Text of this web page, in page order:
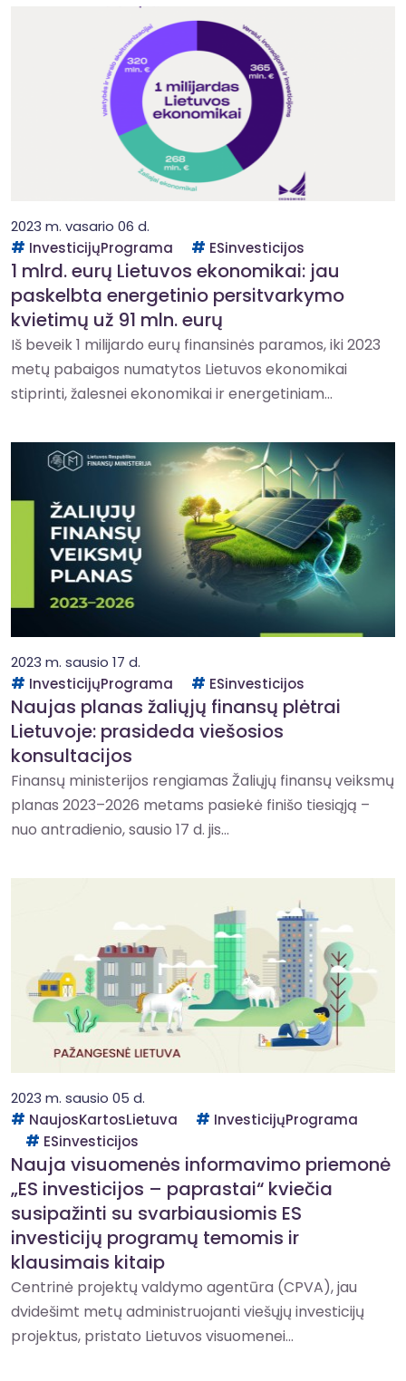
2023 m. vasario 06 d.
InvesticijųPrograma
ESinvesticijos
1 mlrd. eurų Lietuvos ekonomikai: jau
paskelbta energetinio persitvarkymo
kvietimų už 91 mln. eurų
Iš beveik 1 milijardo eurų finansinės paramos, iki 2023
metų pabaigos numatytos Lietuvos ekonomikai
stiprinti, žalesnei ekonomikai ir energetiniam...
2023 m. sausio 17 d.
InvesticijųPrograma
ESinvesticijos
Naujas planas žaliųjų finansų plėtrai
Lietuvoje: prasideda viešosios
konsultacijos
Finansų ministerijos rengiamas Žaliųjų finansų veiksmų
planas 2023–2026 metams pasiekė finišo tiesiąją –
nuo antradienio, sausio 17 d. jis...
2023 m. sausio 05 d.
NaujosKartosLietuva
InvesticijųPrograma
ESinvesticijos
Nauja visuomenės informavimo priemonė
„ES investicijos – paprastai“ kviečia
susipažinti su svarbiausiomis ES
investicijų programų temomis ir
klausimais kitaip
Centrinė projektų valdymo agentūra (CPVA), jau
dvidešimt metų administruojanti viešųjų investicijų
projektus, pristato Lietuvos visuomenei...